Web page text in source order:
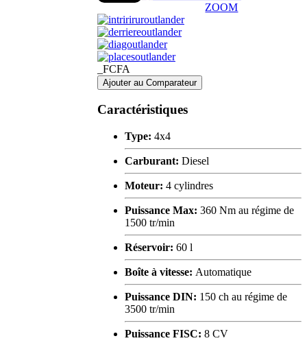
ZOOM
_FCFA
Ajouter au Comparateur
Caractéristiques
Type: 4x4
Carburant: Diesel
Moteur: 4 cylindres
Puissance Max: 360 Nm au régime de
1500 tr/min
Réservoir: 60 l
Boîte à vitesse: Automatique
Puissance DIN: 150 ch au régime de
3500 tr/min
Puissance FISC: 8 CV